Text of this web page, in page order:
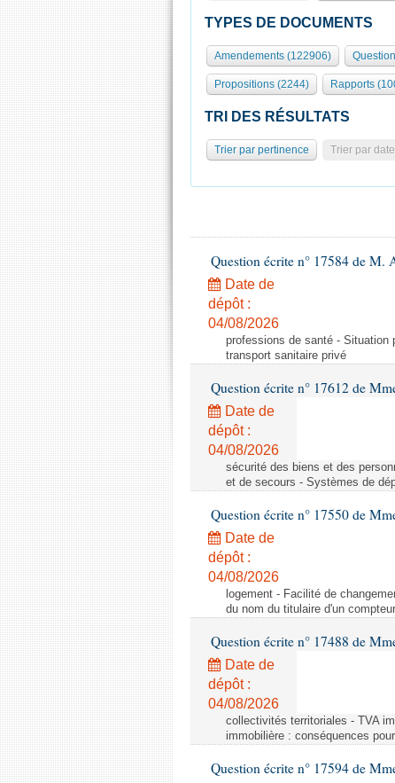
TYPES DE DOCUMENTS
Amendements (122906)
Propositions (2244) Rapports
TRI DES RÉSULTATS
Trier par pertinence Trier par
Question écrite n° 17584 de M.
Date de
dépôt :
04/08/2026
professions de santé - Situation
transport sanitaire privé
Question écrite n° 17612 de
Date de
dépôt :
04/08/2026
sécurité des biens et des
et de secours - Systèmes de
Question écrite n° 17550 de
Date de
dépôt :
04/08/2026
logement - Facilité de
du nom du titulaire d'un
Question écrite n° 17488 de
Date de
dépôt :
04/08/2026
collectivités territoriales - TVA
immobilière : conséquences
Question écrite n° 17594 de